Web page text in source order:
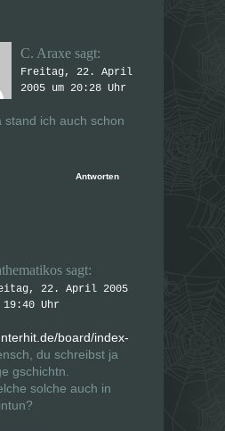
C. Araxe sagt:
Freitag, 22. April
2005 um 20:28 Uhr
stand ich auch schon
Antworten
sagt:
22. April 2005
19:40 Uhr
board/index-
du schreibst ja
gschichtn.
solche auch in